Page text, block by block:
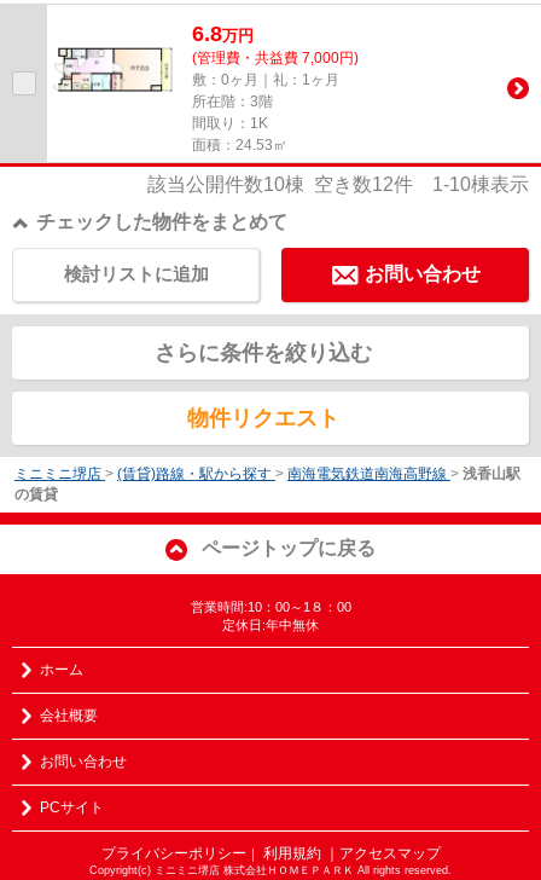
6.8万円
(管理費・共益費 7,000円)
敷：0ヶ月｜礼：1ヶ月
所在階：3階
間取り：1K
面積：24.53㎡
該当公開件数10棟 空き数12件 1-10棟表示
チェックした物件をまとめて
お問い合わせ
検討リストに追加
さらに条件を絞り込む
物件リクエスト
ミニミニ堺店 > (賃貸)路線・駅から探す > 南海電気鉄道南海高野線 > 浅香山駅
の賃貸
ページトップに戻る
営業時間:10：00～1８：00
定休日:年中無休
ホーム
会社概要
お問い合わせ
PCサイト
プライバシーポリシー ｜ 利用規約 ｜アクセスマップ
Copyright(c) ミニミニ堺店 株式会社ＨＯＭＥＰＡＲＫ All rights reserved.